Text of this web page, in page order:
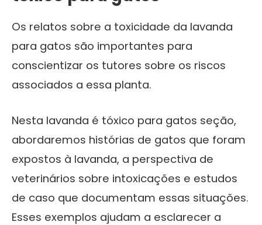
Os relatos sobre a toxicidade da lavanda
para gatos são importantes para
conscientizar os tutores sobre os riscos
associados a essa planta.
Nesta lavanda é tóxico para gatos seção,
abordaremos histórias de gatos que foram
expostos à lavanda, a perspectiva de
veterinários sobre intoxicações e estudos
de caso que documentam essas situações.
Esses exemplos ajudam a esclarecer a